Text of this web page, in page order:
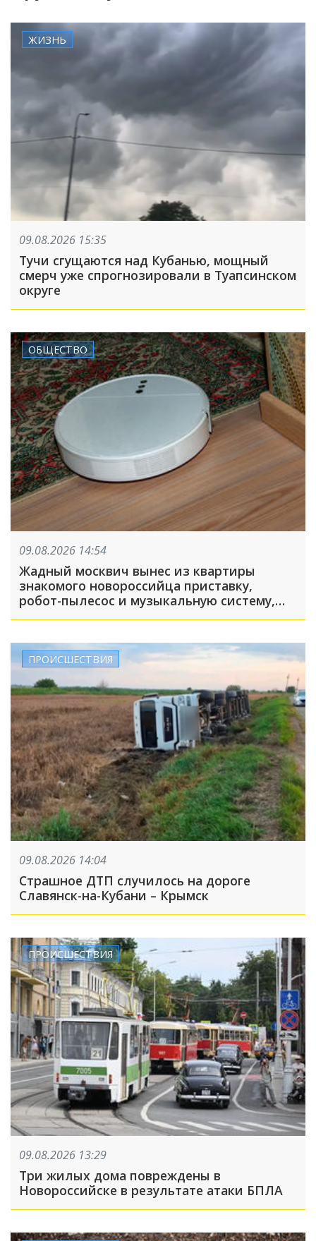
ЖИЗНЬ
09.08.2026 15:35
Тучи сгущаются над Кубанью, мощный
смерч уже спрогнозировали в Туапсинском
округе
ОБЩЕСТВО
09.08.2026 14:54
Жадный москвич вынес из квартиры
знакомого новороссийца приставку,
робот-пылесос и музыкальную систему,
ПРОИСШЕСТВИЯ
09.08.2026 14:04
Страшное ДТП случилось на дороге
Славянск-на-Кубани – Крымск
ПРОИСШЕСТВИЯ
09.08.2026 13:29
Три жилых дома повреждены в
Новороссийске в результате атаки БПЛА